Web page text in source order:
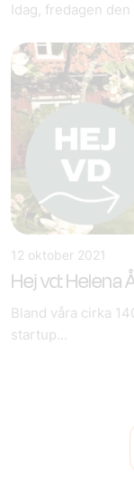
Idag, fredagen
12 oktober 2021
Hej vd: Helena
Bland våra cirka
startup...